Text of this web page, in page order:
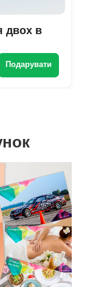
двох в
Подарувати